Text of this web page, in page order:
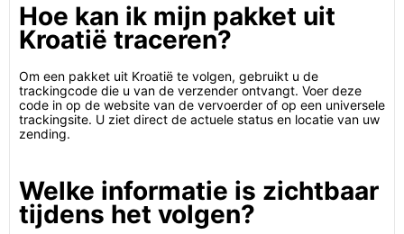
Hoe kan ik mijn pakket uit
Kroatië traceren?
Om een pakket uit Kroatië te volgen, gebruikt u de
trackingcode die u van de verzender ontvangt. Voer deze
code in op de website van de vervoerder of op een universele
trackingsite. U ziet direct de actuele status en locatie van uw
zending.
Welke informatie is zichtbaar
tijdens het volgen?